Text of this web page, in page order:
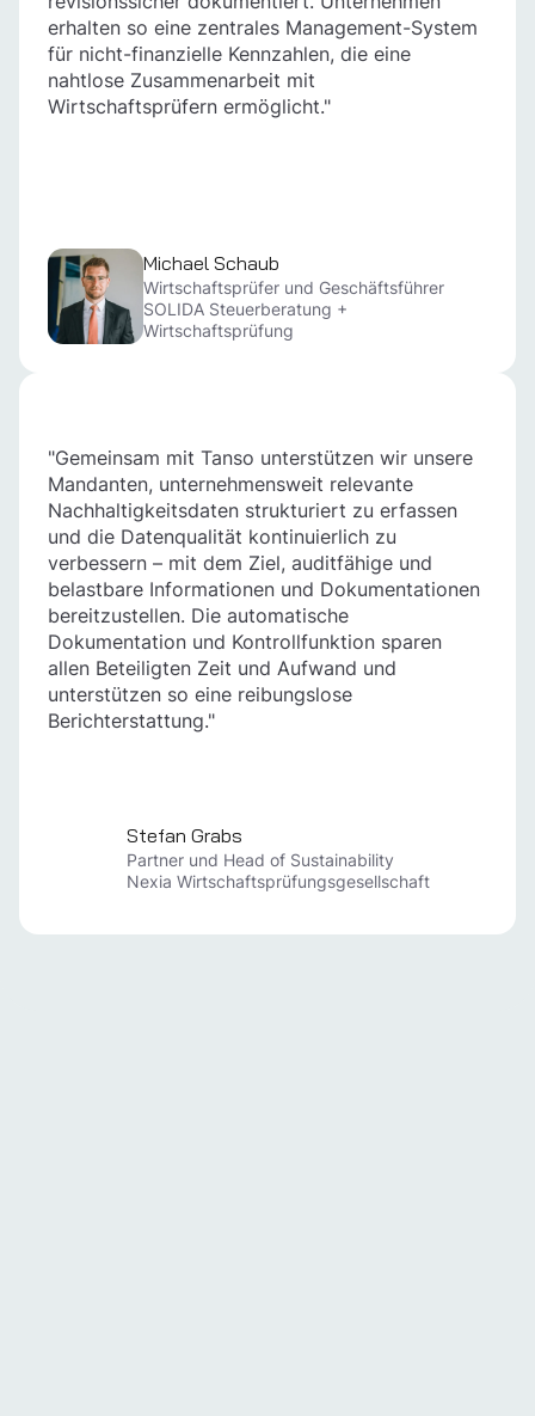
"Gemeinsam mit Tanso unterstützen wir unsere
Mandanten, unternehmensweit relevante
Nachhaltigkeitsdaten strukturiert zu erfassen
und die Datenqualität kontinuierlich zu
verbessern – mit dem Ziel, auditfähige und
belastbare Informationen und Dokumentationen
bereitzustellen. Die automatische
Dokumentation und Kontrollfunktion sparen
allen Beteiligten Zeit und Aufwand und
unterstützen so eine reibungslose
Berichterstattung."
Stefan Grabs
Partner und Head of Sustainability
Nexia Wirtschaftsprüfungsgesellschaft
erhalten so eine zentrales Management-System
für nicht-finanzielle Kennzahlen, die eine
nahtlose Zusammenarbeit mit
Wirtschaftsprüfern ermöglicht."
Michael Schaub
Wirtschaftsprüfer und Geschäftsführer
SOLIDA Steuerberatung +
Wirtschaftsprüfung